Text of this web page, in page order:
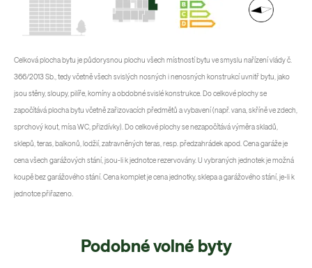
Celková plocha bytu je půdorysnou plochu všech místností bytu ve smyslu nařízení vlády č.
366/2013 Sb., tedy včetně všech svislých nosných i nenosných konstrukcí uvnitř bytu, jako
jsou stěny, sloupy, pilíře, komíny a obdobné svislé konstrukce. Do celkové plochy se
započítává plocha bytu včetně zařizovacích předmětů a vybavení (např. vana, skříně ve zdech,
sprchový kout, mísa WC, přizdívky). Do celkové plochy se nezapočítává výměra skladů,
sklepů, teras, balkonů, lodžií, zatravněných teras, resp. předzahrádek apod. Cena garáže je
cena všech garážových stání, jsou-li k jednotce rezervovány. U vybraných jednotek je možná
koupě bez garážového stání. Cena komplet je cena jednotky, sklepa a garážového stání, je-li k
jednotce přiřazeno.
Podobné volné byty